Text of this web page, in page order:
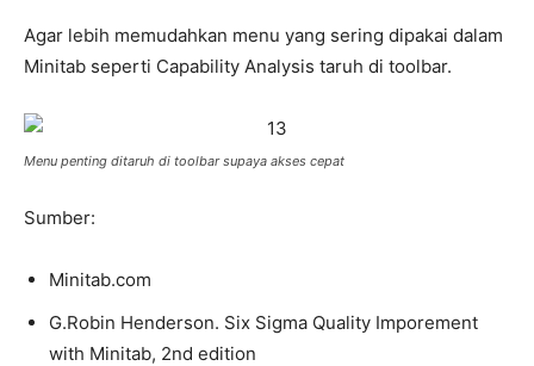
Agar lebih memudahkan menu yang sering dipakai dalam
Minitab seperti Capability Analysis taruh di toolbar.
Menu penting ditaruh di toolbar supaya akses cepat
Sumber:
Minitab.com
G.Robin Henderson. Six Sigma Quality Imporement
with Minitab, 2nd edition